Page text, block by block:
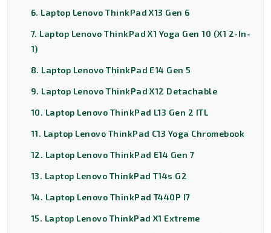
6. Laptop Lenovo ThinkPad X13 Gen 6
7. Laptop Lenovo ThinkPad X1 Yoga Gen 10 (X1 2-In-
1)
8. Laptop Lenovo ThinkPad E14 Gen 5
9. Laptop Lenovo ThinkPad X12 Detachable
10. Laptop Lenovo ThinkPad L13 Gen 2 ITL
11. Laptop Lenovo ThinkPad C13 Yoga Chromebook
12. Laptop Lenovo ThinkPad E14 Gen 7
13. Laptop Lenovo ThinkPad T14s G2
14. Laptop Lenovo ThinkPad T440P I7
15. Laptop Lenovo ThinkPad X1 Extreme